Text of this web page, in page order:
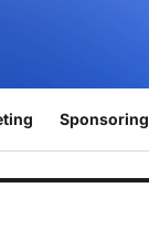
Sponsoring